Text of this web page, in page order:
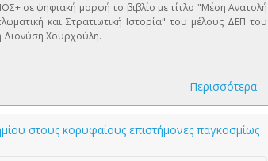
σε ψηφιακή μορφή το βιβλίο με τίτλο "Μέση Ανατολή
και Στρατιωτική Ιστορία" του μέλους ΔΕΠ του
Διονύση Χουρχούλη.
Περισσότερα
στους κορυφαίους επιστήμονες παγκοσμίως